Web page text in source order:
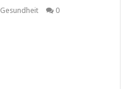
Gesundheit 0